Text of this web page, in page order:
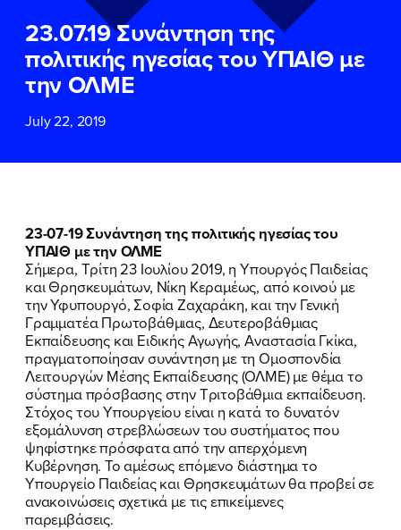
ΠΟΙΑ ΕΙΜΑΙ
ΕΡΓΟ
ΕΚΔΗΛΩΣΕΙΣ
ΝΕΑ
23.07.19 Συνάντηση της
πολιτικής ηγεσίας του ΥΠΑΙΘ με
την ΟΛΜΕ
July 22, 2019
23-07-19 Συνάντηση της πολιτικής ηγεσίας του
ΥΠΑΙΘ με την ΟΛΜΕ
Σήμερα, Τρίτη 23 Ιουλίου 2019, η Υπουργός Παιδείας
και Θρησκευμάτων, Νίκη Κεραμέως, από κοινού με
την Υφυπουργό, Σοφία Ζαχαράκη, και την Γενική
Γραμματέα Πρωτοβάθμιας, Δευτεροβάθμιας
Εκπαίδευσης και Ειδικής Αγωγής, Αναστασία Γκίκα,
πραγματοποίησαν συνάντηση με τη Ομοσπονδία
Λειτουργών Μέσης Εκπαίδευσης (ΟΛΜΕ) με θέμα το
σύστημα πρόσβασης στην Τριτοβάθμια εκπαίδευση.
Στόχος του Υπουργείου είναι η κατά το δυνατόν
εξομάλυνση στρεβλώσεων του συστήματος που
ψηφίστηκε πρόσφατα από την απερχόμενη
Κυβέρνηση. Το αμέσως επόμενο διάστημα το
Υπουργείο Παιδείας και Θρησκευμάτων θα προβεί σε
ανακοινώσεις σχετικά με τις επικείμενες
παρεμβάσεις.
ΕΠΙΘΕΤΟ*
ΤΗΛΕΦΩΝΟ
EMAIL
Δεδομένων
και τους τους
Όρους
Χρήσηςτου δικτυακού τόπου του
Πολιτικού Γραφείου της Βουλευτού
Νίκης Κεραμέως
ΥΠΟΒΟΛΗ
ΕΠΙΘΕΤΟ*
ΤΗΛΕΦΩΝΟ
EMAIL
Δεδομένων
και τους τους
Όρους
Χρήσηςτου δικτυακού τόπου του
Πολιτικού Γραφείου της Βουλευτού
Νίκης Κεραμέως
ΥΠΟΒΟΛΗ